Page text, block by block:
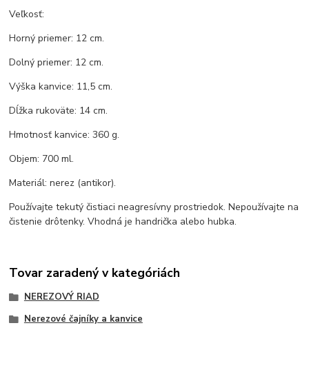
Veľkosť:
Horný priemer: 12 cm.
Dolný priemer: 12 cm.
Výška kanvice: 11,5 cm.
Dĺžka rukoväte: 14 cm.
Hmotnosť kanvice: 360 g.
Objem: 700 ml.
Materiál: nerez (antikor).
Používajte tekutý čistiaci neagresívny prostriedok. Nepoužívajte na
čistenie drôtenky. Vhodná je handrička alebo hubka.
Tovar zaradený v kategóriách
NEREZOVÝ RIAD
Nerezové čajníky a kanvice